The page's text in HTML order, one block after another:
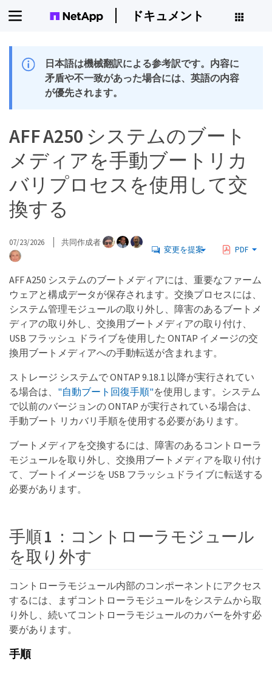
ドキュメント
日本語は機械翻訳による参考訳です。内容に
矛盾や不一致があった場合には、英語の内容
が優先されます。
AFF A250 システムのブート
メディアを手動ブートリカ
バリプロセスを使用して交
換する
07/23/2026 共同作成者
変更を提案 PDF
AFF A250 システムのブートメディアには、重要なファーム
ウェアと構成データが保存されます。交換プロセスには、
システム管理モジュールの取り外し、障害のあるブートメ
ディアの取り外し、交換用ブートメディアの取り付け、
USB フラッシュ ドライブを使用した ONTAP イメージの交
換用ブートメディアへの手動転送が含まれます。
ストレージ システムで ONTAP 9.18.1 以降が実行されてい
る場合は、 "自動ブート回復手順"を使用します。システム
で以前のバージョンの ONTAP が実行されている場合は、
手動ブート リカバリ手順を使用する必要があります。
ブートメディアを交換するには、障害のあるコントローラ
モジュールを取り外し、交換用ブートメディアを取り付け
て、ブートイメージを USB フラッシュドライブに転送する
必要があります。
手順 1 ：コントローラモジュール
を取り外す
コントローラモジュール内部のコンポーネントにアクセス
するには、まずコントローラモジュールをシステムから取
り外し、続いてコントローラモジュールのカバーを外す必
要があります。
手順